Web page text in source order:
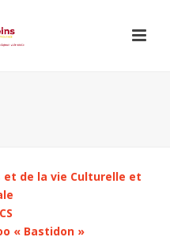
et de la vie Culturelle et
« Bastidon »